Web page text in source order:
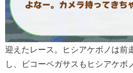
迎えたレース。ヒシアケボノは前
し、ビコーペガサスもヒシアケボ